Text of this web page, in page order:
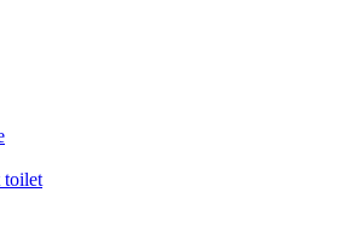
toilet